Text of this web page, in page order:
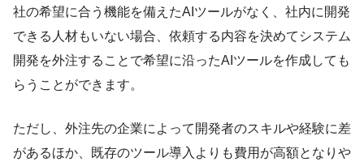
社の希望に合う機能を備えたAIツールがなく、社内に開発
できる人材もいない場合、依頼する内容を決めてシステム
開発を外注することで希望に沿ったAIツールを作成しても
らうことができます。
ただし、外注先の企業によって開発者のスキルや経験に差
があるほか、既存のツール導入よりも費用が高額となりや